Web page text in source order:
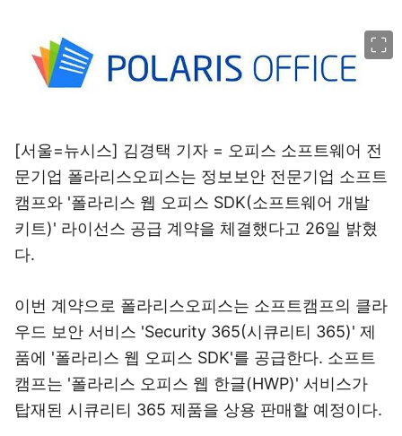
[서울=뉴시스] 김경택 기자 = 오피스 소프트웨어 전
문기업 폴라리스오피스는 정보보안 전문기업 소프트
캠프와 '폴라리스 웹 오피스 SDK(소프트웨어 개발
키트)' 라이선스 공급 계약을 체결했다고 26일 밝혔
다.
이번 계약으로 폴라리스오피스는 소프트캠프의 클라
우드 보안 서비스 'Security 365(시큐리티 365)' 제
품에 '폴라리스 웹 오피스 SDK'를 공급한다. 소프트
캠프는 '폴라리스 오피스 웹 한글(HWP)' 서비스가
탑재된 시큐리티 365 제품을 상용 판매할 예정이다.